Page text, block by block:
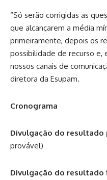
“Só serão corrigidas as
que alcançarem a média
primeiramente, depois os
possibilidade de recurso e,
nossos canais de
diretora da Esupam.
Cronograma
Divulgação do resultado
provável)
Divulgação do resultado